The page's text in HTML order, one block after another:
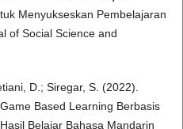
Menyukseskan Pembelajaran
of Social Science and
D.; Siregar, S. (2022).
Based Learning Berbasis
Belajar Bahasa Mandarin